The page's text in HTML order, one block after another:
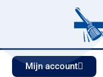
Mijn account